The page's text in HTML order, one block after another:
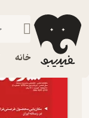
خانه
فیدیبو مجله و نشریه